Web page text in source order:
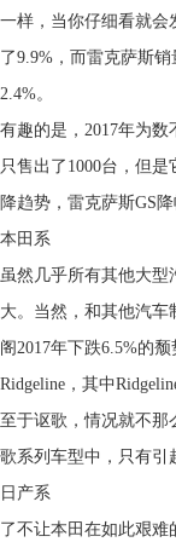
一样，当你仔细看就会
了9.9%，而雷克萨斯
2.4%。
有趣的是，2017年为
只售出了1000台，但
降趋势，雷克萨斯GS
本田系
虽然几乎所有其他大型
大。当然，和其他汽
阁2017年下跌6.5%的
Ridgeline，其中
至于讴歌，情况就不
歌系列车型中，只有引
日产系
了不让本田在如此艰难